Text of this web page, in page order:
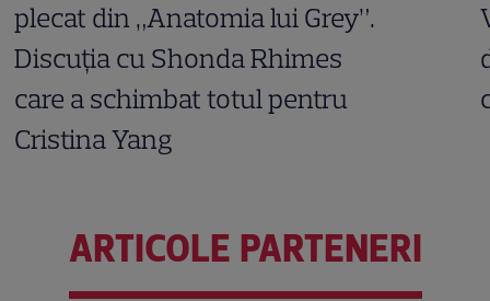
plecat din „Anatomia lui Grey”.
Discuția cu Shonda Rhimes
care a schimbat totul pentru
Cristina Yang
ARTICOLE PARTENERI